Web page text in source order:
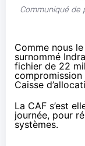
Communiqué de
Comme nous le
surnommé
fichier de 22
compromission
Caisse
La CAF s’est
journée, pour
systèmes.